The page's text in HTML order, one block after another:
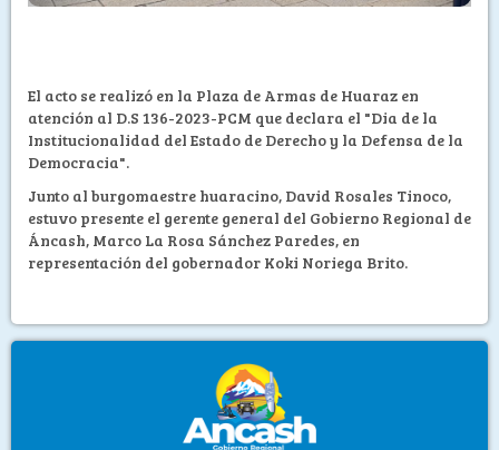
El acto se realizó en la Plaza de Armas de Huaraz en
atención al D.S 136-2023-PCM que declara el "Dia de la
Institucionalidad del Estado de Derecho y la Defensa de la
Democracia".
Junto al burgomaestre huaracino, David Rosales Tinoco,
estuvo presente el gerente general del Gobierno Regional de
Áncash, Marco La Rosa Sánchez Paredes, en
representación del gobernador Koki Noriega Brito.